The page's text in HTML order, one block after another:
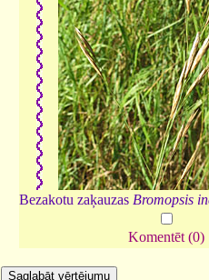
Bezakotu zaķauzas Bromopsis
Komentēt (0)